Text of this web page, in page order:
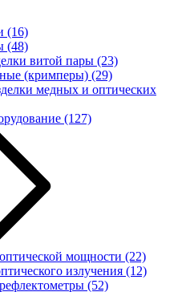
(16)
(48)
витой пары (23)
(кримперы) (29)
медных и оптических
(127)
мощности (22)
излучения (12)
(52)